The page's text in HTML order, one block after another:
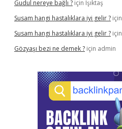
Gudul nereye bağlı ? için Işıktaş
Susam hangi hastalıklara iyi gelir ? için
Susam hangi hastalıklara iyi gelir ? için
Gözyaşı bezi ne demek ? için admin